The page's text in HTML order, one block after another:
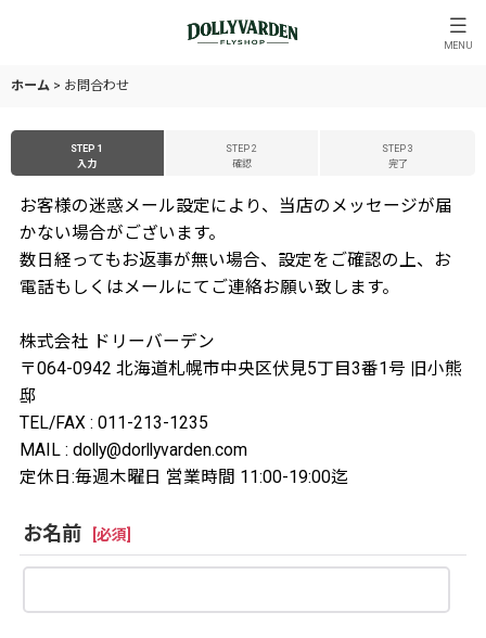
MENU
ホーム > お問合わせ
STEP 1
入力
STEP 2
確認
STEP 3
完了
お客様の迷惑メール設定により、当店のメッセージが届
かない場合がございます。
数日経ってもお返事が無い場合、設定をご確認の上、お
電話もしくはメールにてご連絡お願い致します。
株式会社 ドリーバーデン
〒064-0942 北海道札幌市中央区伏見5丁目3番1号 旧小熊
邸
TEL/FAX : 011-213-1235
MAIL : dolly@dorllyvarden.com
定休日:毎週木曜日 営業時間 11:00-19:00迄
お名前 必須